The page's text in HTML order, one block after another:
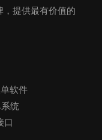
提供最有价值的
软件
统
口